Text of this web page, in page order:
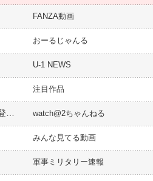
FANZA動画
おーるじゃんる
U-1 NEWS
注目作品
watch@2ちゃんねる
みんな見てる動画
軍事ミリタリー速報